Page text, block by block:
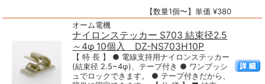
【数量1個〜】単価 ¥380
オーム電機
ナイロンステッカー S703 結束径2.5
～4φ 10個入 DZ-NS703H10P
【 特 長 】 ● 電線支持用ナイロンステッカー
(結束径 2.5~4φ)、テープ付き ● ワンプッシ
ュでロックできます。 ● テープ付きだから、